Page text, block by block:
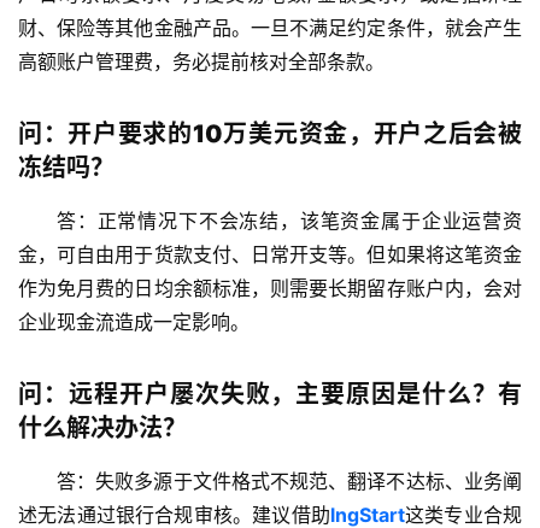
财、保险等其他金融产品。一旦不满足约定条件，就会产生
高额账户管理费，务必提前核对全部条款。
问：开户要求的10万美元资金，开户之后会被
冻结吗？
答：正常情况下不会冻结，该笔资金属于企业运营资
金，可自由用于货款支付、日常开支等。但如果将这笔资金
作为免月费的日均余额标准，则需要长期留存账户内，会对
企业现金流造成一定影响。
问：远程开户屡次失败，主要原因是什么？有
什么解决办法？
答：失败多源于文件格式不规范、翻译不达标、业务阐
述无法通过银行合规审核。建议借助lngStart这类专业合规